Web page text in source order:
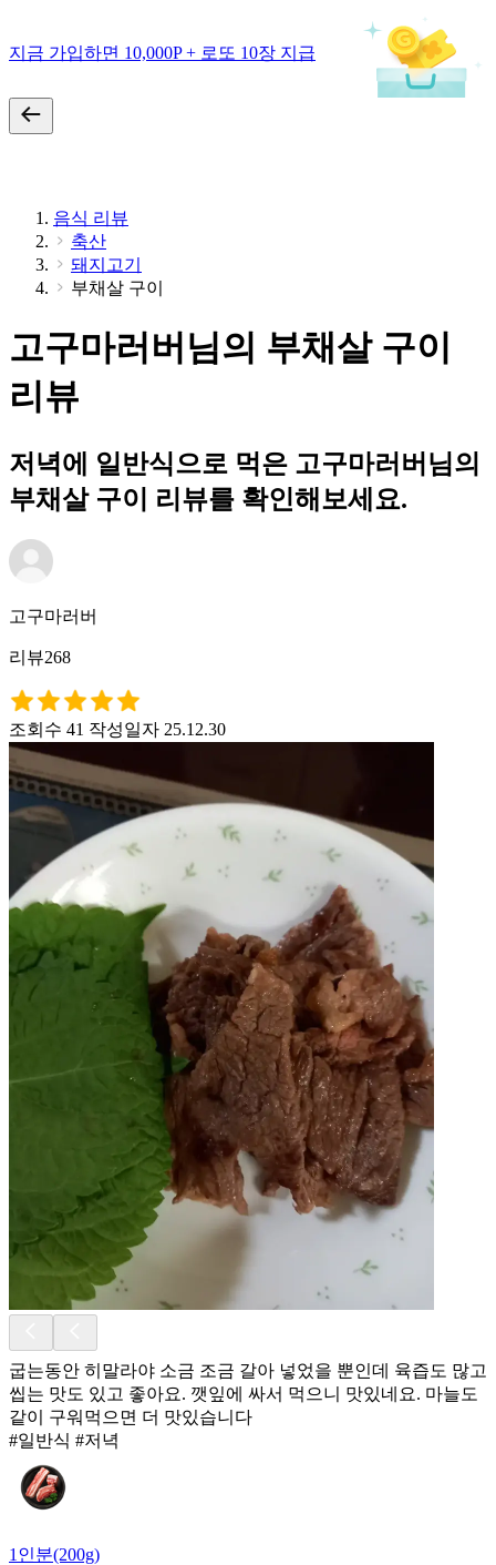
지금 가입하면 10,000P + 로또 10장 지급
음식 리뷰
축산
돼지고기
부채살 구이
고구마러버님의 부채살 구이
리뷰
저녁에 일반식으로 먹은 고구마러버님의
부채살 구이 리뷰를 확인해보세요.
고구마러버
리뷰268
조회수 41 작성일자 25.12.30
굽는동안 히말라야 소금 조금 갈아 넣었을 뿐인데 육즙도 많고
씹는 맛도 있고 좋아요. 깻잎에 싸서 먹으니 맛있네요. 마늘도
같이 구워먹으면 더 맛있습니다
#일반식 #저녁
1인분(200g)